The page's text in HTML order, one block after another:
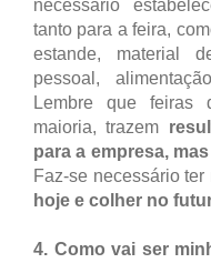
necessário
tanto para a feira,
estande, material
pessoal,
Lembre que feiras
maioria, trazem
para a empresa,
Faz-se necessário
hoje e colher no
4. Como vai ser